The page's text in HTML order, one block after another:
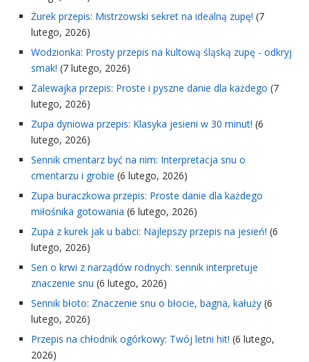
Żurek przepis: Mistrzowski sekret na idealną zupę! (7
lutego, 2026)
Wodzionka: Prosty przepis na kultową śląską zupę - odkryj
smak! (7 lutego, 2026)
Zalewajka przepis: Proste i pyszne danie dla każdego (7
lutego, 2026)
Zupa dyniowa przepis: Klasyka jesieni w 30 minut! (6
lutego, 2026)
Sennik cmentarz być na nim: Interpretacja snu o
cmentarzu i grobie (6 lutego, 2026)
Zupa buraczkowa przepis: Proste danie dla każdego
miłośnika gotowania (6 lutego, 2026)
Zupa z kurek jak u babci: Najlepszy przepis na jesień! (6
lutego, 2026)
Sen o krwi z narządów rodnych: sennik interpretuje
znaczenie snu (6 lutego, 2026)
Sennik błoto: Znaczenie snu o błocie, bagna, kałuży (6
lutego, 2026)
Przepis na chłodnik ogórkowy: Twój letni hit! (6 lutego,
2026)